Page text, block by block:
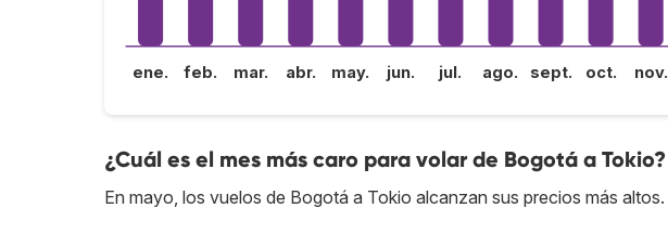
ene. feb. mar. abr. may. jun. jul. ago. sept. oct. nov.
¿Cuál es el mes más caro para volar de Bogotá a Tokio?
En mayo, los vuelos de Bogotá a Tokio alcanzan sus precios más altos.